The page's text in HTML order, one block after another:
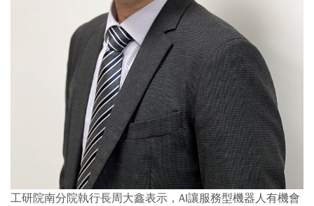
工研院南分院執行長周大鑫表示，AI讓服務型機器人有機會